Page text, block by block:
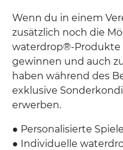
Wenn du in einem
zusätzlich noch die
waterdrop®-Produkte
gewinnen und auch
haben während des
exklusive
erwerben.
● Personalisierte
● Individuelle